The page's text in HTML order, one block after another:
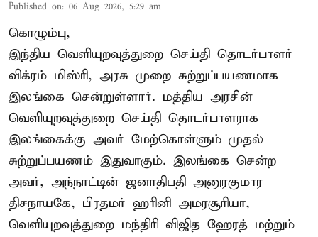
Published on: 06 Aug 2026, 5:29 am
கொழும்பு,
இந்திய வெளியுறவுத்துறை செய்தி தொடர்பாளர்
விக்ரம் மிஸ்ரி, அரசு முறை சுற்றுப்பயணமாக
இலங்கை சென்றுள்ளார். மத்திய அரசின்
வெளியுறவுத்துறை செய்தி தொடர்பாளராக
இலங்கைக்கு அவர் மேற்கொள்ளும் முதல்
சுற்றுப்பயணம் இதுவாகும். இலங்கை சென்ற
அவர், அந்நாட்டின் ஜனாதிபதி அனுரகுமார
திசநாயகே, பிரதமர் ஹரினி அமரசூரியா,
வெளியுறவுத்துறை மந்திரி விஜித ஹேரத் மற்றும்